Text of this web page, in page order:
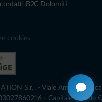
B2C Dolomiti
cookies
S.r.l. - Viale Amedeo Duca
- Capitale Sociale €